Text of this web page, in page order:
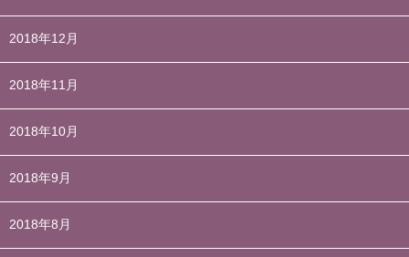
2018年12月
2018年11月
2018年10月
2018年9月
2018年8月